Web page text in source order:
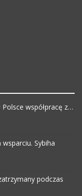
współpracę z…
Sybiha
podczas